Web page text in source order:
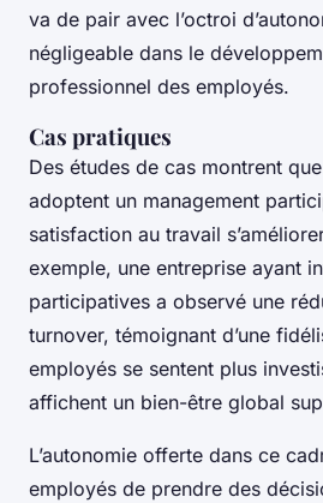
va de pair avec l’octroi
négligeable dans le
professionnel des employés.
Cas pratiques
Des études de cas montrent
adoptent un management
satisfaction au travail
exemple, une entreprise ayant
participatives a observé une
turnover, témoignant d’une
employés se sentent plus
affichent un bien-être global
L’autonomie offerte dans ce
employés de prendre des